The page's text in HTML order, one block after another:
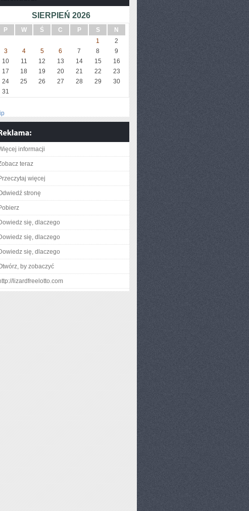
SIERPIEŃ 2026
P W Ś C P S
N
1
2
3
4 5 6 7 8
9
10
11 12 13 14 15
16
17
18 19 20 21 22
23
24
25 26 27 28 29
30
31
informacji
teraz
więcej
stronę
się, dlaczego
się, dlaczego
się, dlaczego
by zobaczyć
lizardfreelotto.com